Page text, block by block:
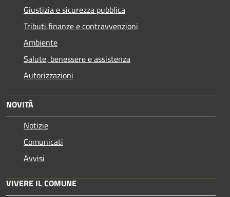
Giustizia e sicurezza pubblica
Tributi,finanze e contravvenzioni
Ambiente
Salute, benessere e assistenza
Autorizzazioni
NOVITÀ
Notizie
Comunicati
Avvisi
VIVERE IL COMUNE